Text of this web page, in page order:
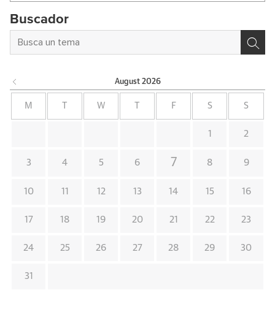
Buscador
August 2026
M W F S S
1 2
3 4 5 6 7 8 9
10 11 12 13 14 15 16
17 18 19 20 21 22 23
24 25 26 27 28 29 30
31